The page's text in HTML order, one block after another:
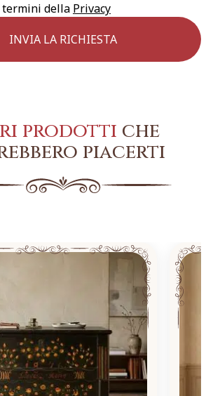
termini della Privacy
prodotti che
piacerti